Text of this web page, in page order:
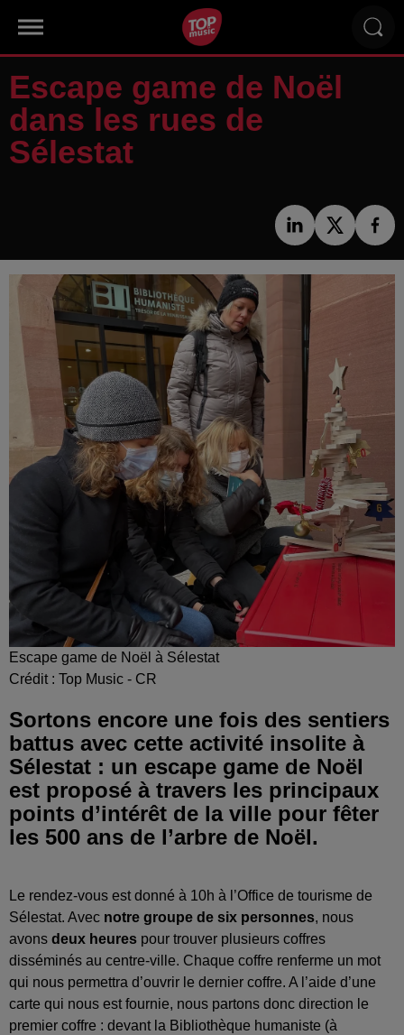
Escape game de Noël
dans les rues de
Sélestat
Escape game de Noël à Sélestat
Crédit : Top Music - CR
Sortons encore une fois des sentiers
battus avec cette activité insolite à
Sélestat : un escape game de Noël
est proposé à travers les principaux
points d’intérêt de la ville pour fêter
les 500 ans de l’arbre de Noël.
Le rendez-vous est donné à 10h à l’Office de tourisme de
Sélestat. Avec notre groupe de six personnes, nous
avons deux heures pour trouver plusieurs coffres
disséminés au centre-ville. Chaque coffre renferme un mot
qui nous permettra d’ouvrir le dernier coffre. A l’aide d’une
carte qui nous est fournie, nous partons donc direction le
premier coffre : devant la Bibliothèque humaniste (à